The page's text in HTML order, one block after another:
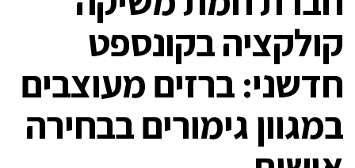
קולקציה בקונספט
חדשני: ברזים מעוצבים
במגוון גימורים בבחירה